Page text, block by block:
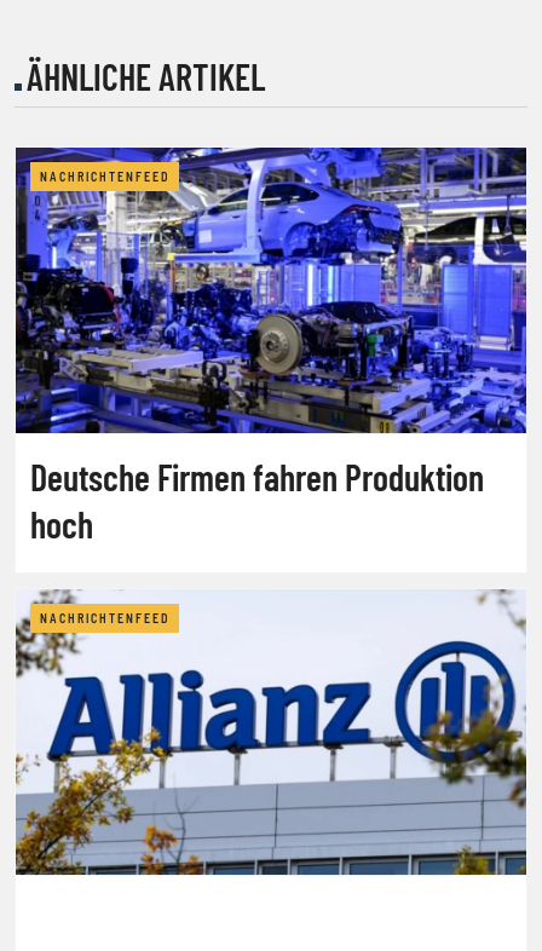
ÄHNLICHE ARTIKEL
NACHRICHTENFEED
Deutsche Firmen fahren Produktion
hoch
NACHRICHTENFEED